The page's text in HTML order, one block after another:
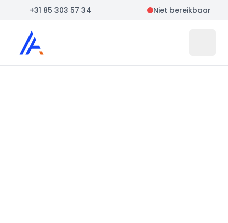
+31 85 303 57 34 Niet bereikbaar
Auto Atlas